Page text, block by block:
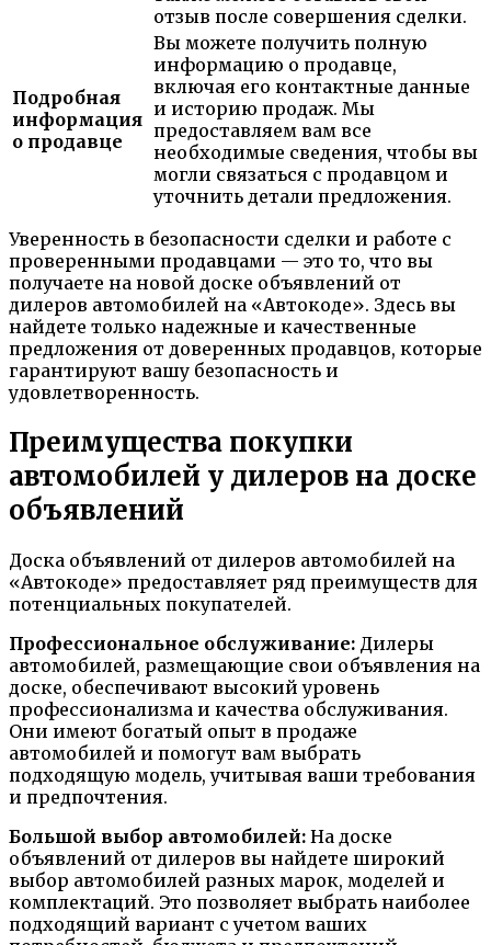
отзыв после совершения сделки.
Подробная
информация
о продавце
Вы можете получить полную
информацию о продавце,
включая его контактные данные
и историю продаж. Мы
предоставляем вам все
необходимые сведения, чтобы вы
могли связаться с продавцом и
уточнить детали предложения.
Уверенность в безопасности сделки и работе с
проверенными продавцами — это то, что вы
получаете на новой доске объявлений от
дилеров автомобилей на «Автокоде». Здесь вы
найдете только надежные и качественные
предложения от доверенных продавцов, которые
гарантируют вашу безопасность и
удовлетворенность.
Преимущества покупки
автомобилей у дилеров на доске
объявлений
Доска объявлений от дилеров автомобилей на
«Автокоде» предоставляет ряд преимуществ для
потенциальных покупателей.
Профессиональное обслуживание: Дилеры
автомобилей, размещающие свои объявления на
доске, обеспечивают высокий уровень
профессионализма и качества обслуживания.
Они имеют богатый опыт в продаже
автомобилей и помогут вам выбрать
подходящую модель, учитывая ваши требования
и предпочтения.
Большой выбор автомобилей: На доске
объявлений от дилеров вы найдете широкий
выбор автомобилей разных марок, моделей и
комплектаций. Это позволяет выбрать наиболее
подходящий вариант с учетом ваших